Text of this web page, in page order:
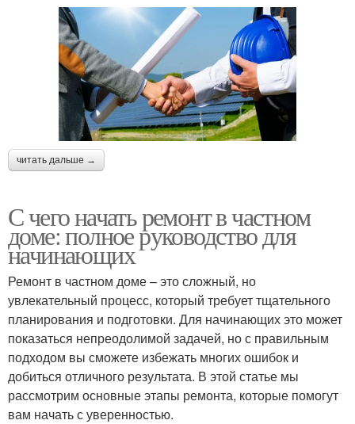
читать дальше →
С чего начать ремонт в частном
доме: полное руководство для
начинающих
Ремонт в частном доме – это сложный, но
увлекательный процесс, который требует тщательного
планирования и подготовки. Для начинающих это может
показаться непреодолимой задачей, но с правильным
подходом вы сможете избежать многих ошибок и
добиться отличного результата. В этой статье мы
рассмотрим основные этапы ремонта, которые помогут
вам начать с уверенностью.